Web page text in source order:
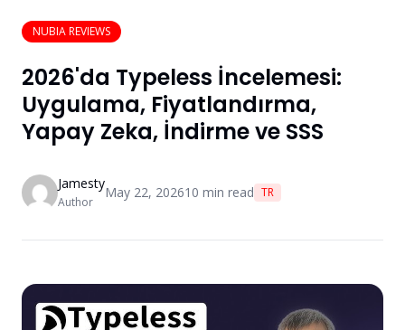
NUBIA REVIEWS
2026'da Typeless İncelemesi:
Uygulama, Fiyatlandırma,
Yapay Zeka, İndirme ve SSS
Jamesty
Author
May 22, 202610 min read TR